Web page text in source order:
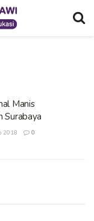
Manis
Surabaya
2018 0